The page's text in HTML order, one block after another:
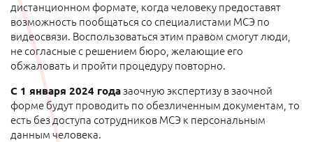
дистанционном формате, когда человеку предоставят
возможность пообщаться со специалистами МСЭ по
видеосвязи. Воспользоваться этим правом смогут люди,
не согласные с решением бюро, желающие его
обжаловать и пройти процедуру повторно.
С 1 января 2024 года заочную экспертизу в заочной
форме будут проводить по обезличенным документам, то
есть без доступа сотрудников МСЭ к персональным
данным человека.